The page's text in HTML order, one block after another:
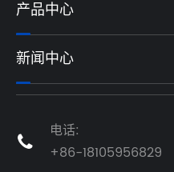
产品中心
新闻中心

电话:
+86-18105956829